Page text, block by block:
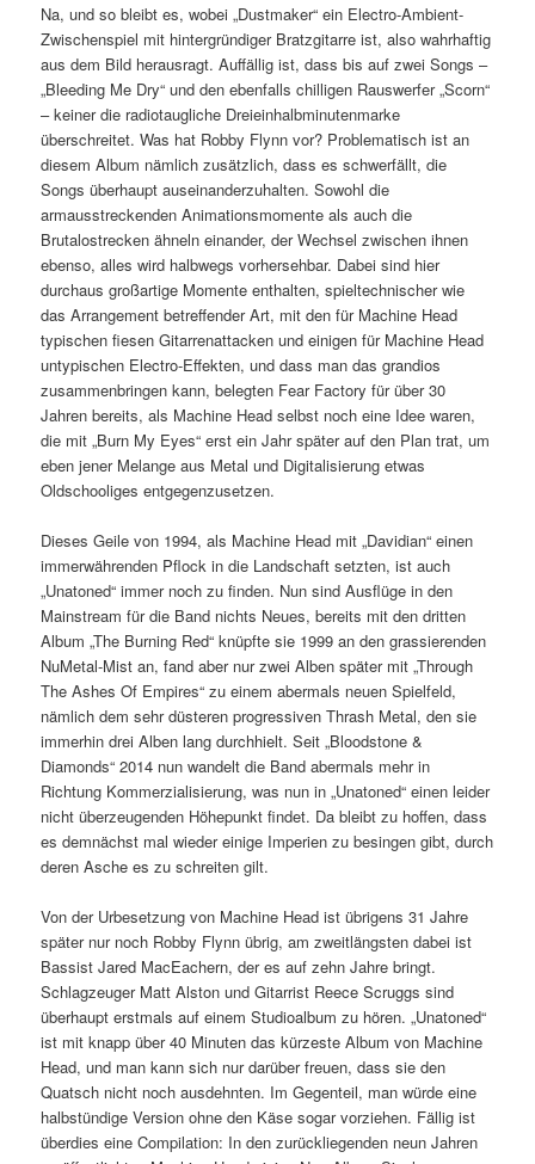
Na, und so bleibt es, wobei „Dustmaker“ ein Electro-Ambient-
Zwischenspiel mit hintergründiger Bratzgitarre ist, also wahrhaftig
aus dem Bild herausragt. Auffällig ist, dass bis auf zwei Songs –
„Bleeding Me Dry“ und den ebenfalls chilligen Rauswerfer „Scorn“
– keiner die radiotaugliche Dreieinhalbminutenmarke
überschreitet. Was hat Robby Flynn vor? Problematisch ist an
diesem Album nämlich zusätzlich, dass es schwerfällt, die
Songs überhaupt auseinanderzuhalten. Sowohl die
armausstreckenden Animationsmomente als auch die
Brutalostrecken ähneln einander, der Wechsel zwischen ihnen
ebenso, alles wird halbwegs vorhersehbar. Dabei sind hier
durchaus großartige Momente enthalten, spieltechnischer wie
das Arrangement betreffender Art, mit den für Machine Head
typischen fiesen Gitarrenattacken und einigen für Machine Head
untypischen Electro-Effekten, und dass man das grandios
zusammenbringen kann, belegten Fear Factory für über 30
Jahren bereits, als Machine Head selbst noch eine Idee waren,
die mit „Burn My Eyes“ erst ein Jahr später auf den Plan trat, um
eben jener Melange aus Metal und Digitalisierung etwas
Oldschooliges entgegenzusetzen.
Dieses Geile von 1994, als Machine Head mit „Davidian“ einen
immerwährenden Pflock in die Landschaft setzten, ist auch
„Unatoned“ immer noch zu finden. Nun sind Ausflüge in den
Mainstream für die Band nichts Neues, bereits mit den dritten
Album „The Burning Red“ knüpfte sie 1999 an den grassierenden
NuMetal-Mist an, fand aber nur zwei Alben später mit „Through
The Ashes Of Empires“ zu einem abermals neuen Spielfeld,
nämlich dem sehr düsteren progressiven Thrash Metal, den sie
immerhin drei Alben lang durchhielt. Seit „Bloodstone &
Diamonds“ 2014 nun wandelt die Band abermals mehr in
Richtung Kommerzialisierung, was nun in „Unatoned“ einen leider
nicht überzeugenden Höhepunkt findet. Da bleibt zu hoffen, dass
es demnächst mal wieder einige Imperien zu besingen gibt, durch
deren Asche es zu schreiten gilt.
Von der Urbesetzung von Machine Head ist übrigens 31 Jahre
später nur noch Robby Flynn übrig, am zweitlängsten dabei ist
Bassist Jared MacEachern, der es auf zehn Jahre bringt.
Schlagzeuger Matt Alston und Gitarrist Reece Scruggs sind
überhaupt erstmals auf einem Studioalbum zu hören. „Unatoned“
ist mit knapp über 40 Minuten das kürzeste Album von Machine
Head, und man kann sich nur darüber freuen, dass sie den
Quatsch nicht noch ausdehnten. Im Gegenteil, man würde eine
halbstündige Version ohne den Käse sogar vorziehen. Fällig ist
überdies eine Compilation: In den zurückliegenden neun Jahren